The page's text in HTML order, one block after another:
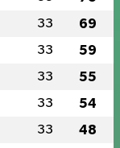
33 69
33 59
33 55
33 54
33 48